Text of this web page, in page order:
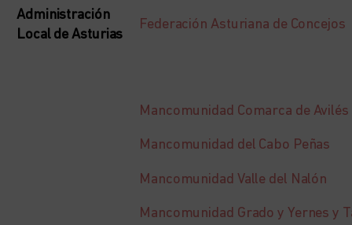
Administración
Local de Asturias
Federación Asturiana de Concejos
Mancomunidad Comarca de Avilés
Mancomunidad del Cabo Peñas
Mancomunidad Valle del Nalón
Mancomunidad Grado y Yernes y